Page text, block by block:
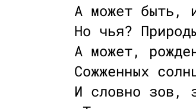
А может быть,
Но чья?
А может,
Сожженных
И словно зов,